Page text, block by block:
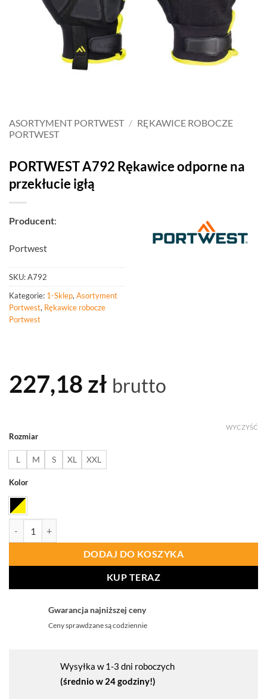
ASORTYMENT PORTWEST / RĘKAWICE ROBOCZE
PORTWEST
PORTWEST A792 Rękawice odporne na
przekłucie igłą
Producent:
Portwest
SKU:A792
Kategorie: 1-Sklep,Asortyment
Portwest, Rękawice robocze
Portwest
227,18 zł brutto
Rozmiar
L M S XL XXL
Kolor
WYCZYŚĆ
DODAJ DO KOSZYKA
KUP TERAZ
Gwarancja najniższej ceny
Ceny sprawdzane są codziennie
Wysyłka w 1-3 dni roboczych
(średnio w 24 godziny!)